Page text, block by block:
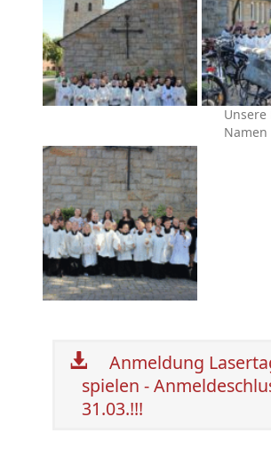
Anmeldung
spielen -
31.03.!!!